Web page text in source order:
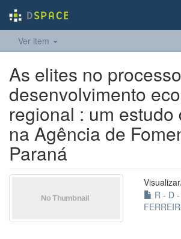
Ver item
As elites no
desenvolvimento
regional : um estudo
na Agência de
Paraná
R - D